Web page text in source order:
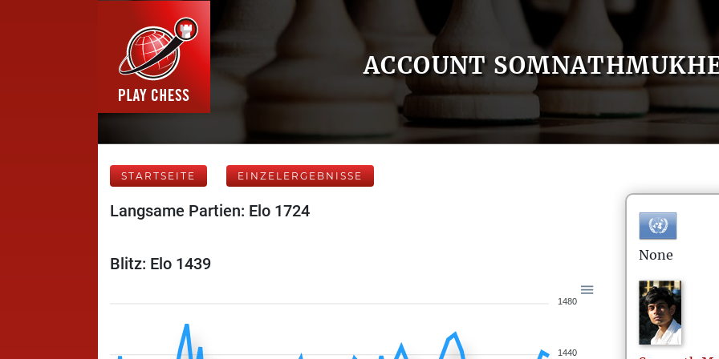
ACCOUNT
STARTSEITE EINZELERGEBNISSE
Langsame Partien: Elo 1724
Blitz: Elo 1439
1480
1440
None